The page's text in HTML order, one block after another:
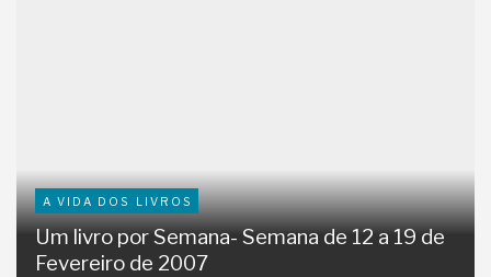
A VIDA DOS LIVROS
Um livro por Semana- Semana de 12 a 19 de
Fevereiro de 2007